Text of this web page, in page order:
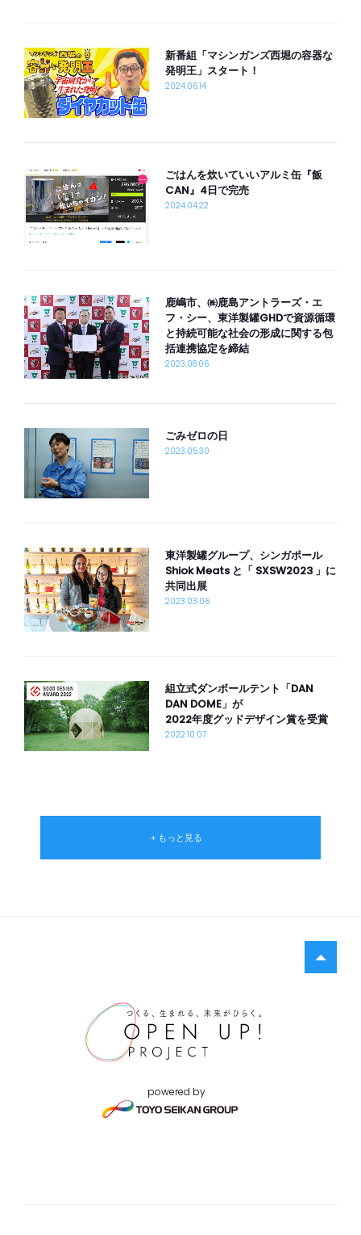
新番組「マシンガンズ西堀の容器な
発明王」スタート！
2024.06.14
ごはんを炊いていいアルミ缶『飯
CAN』4日で完売
2024.04.22
鹿嶋市、㈱鹿島アントラーズ・エ
フ・シー、東洋製罐GHDで資源循環
と持続可能な社会の形成に関する包
括連携協定を締結
2023.08.06
ごみゼロの日
2023.05.30
東洋製罐グループ、シンガポール
Shiok Meats と「 SXSW2023 」に
共同出展
2023.03.06
組立式ダンボールテント「DAN
DAN DOME」が
2022年度グッドデザイン賞を受賞
2022.10.07
+ もっと見る
powered by